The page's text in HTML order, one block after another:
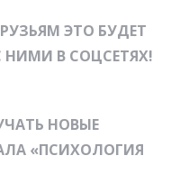
ЭТО БУДЕТ
НИМИ В СОЦСЕТЯХ!
НОВЫЕ
«ПСИХОЛОГИЯ